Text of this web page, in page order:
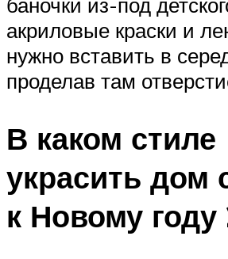
акриловые краски и
нужно вставить в
проделав там
В каком стиле
украсить дом
к Новому году